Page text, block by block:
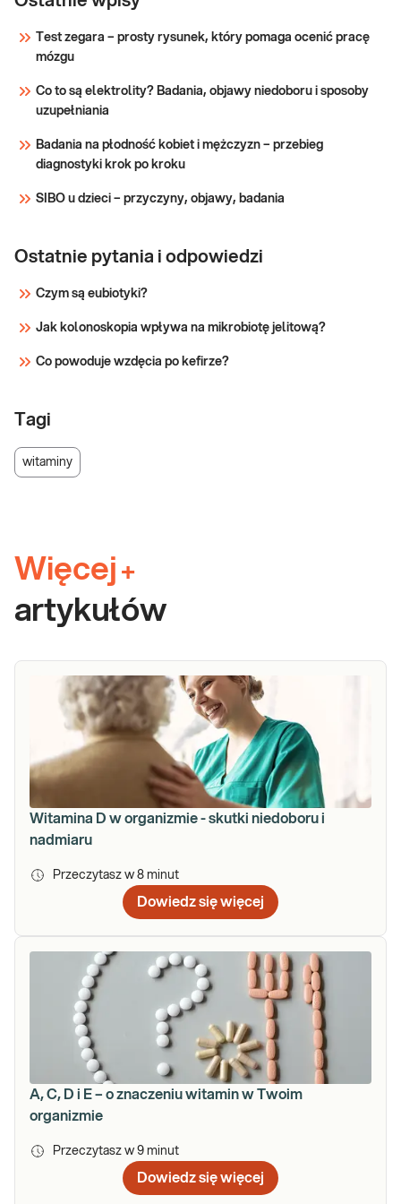
stężenia witaminy C w trakcie
Test zegara – prosty rysunek, który pomaga ocenić pracę
mózgu
Co to są elektrolity? Badania, objawy niedoboru i sposoby
uzupełniania
Badania na płodność kobiet i mężczyzn – przebieg
diagnostyki krok po kroku
SIBO u dzieci – przyczyny, objawy, badania
Ostatnie pytania i odpowiedzi
Czym są eubiotyki?
Jak kolonoskopia wpływa na mikrobiotę jelitową?
Co powoduje wzdęcia po kefirze?
Tagi
witaminy
Więcej +
artykułów
Witamina D w organizmie - skutki niedoboru i
nadmiaru
Przeczytasz w 8 minut
Dowiedz się więcej
A, C, D i E – o znaczeniu witamin w Twoim
organizmie
Przeczytasz w 9 minut
Dowiedz się więcej